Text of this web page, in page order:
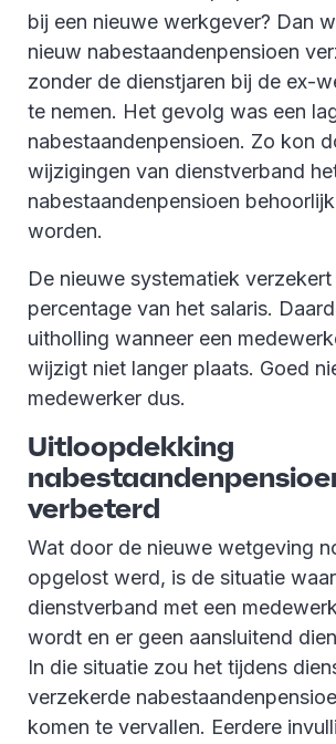
bij een nieuwe werkgever? Dan
nieuw nabestaandenpensioen
zonder de dienstjaren bij de ex-
te nemen. Het gevolg was een
nabestaandenpensioen. Zo kon
wijzigingen van dienstverband
nabestaandenpensioen
worden.
De nieuwe systematiek
percentage van het salaris.
uitholling wanneer een
wijzigt niet langer plaats. Goed
medewerker dus.
Uitloopdekking
verbeterd
Wat door de nieuwe wetgeving
opgelost werd, is de situatie
dienstverband met een
wordt en er geen aansluitend
In die situatie zou het tijdens
verzekerde
komen te vervallen. Eerdere